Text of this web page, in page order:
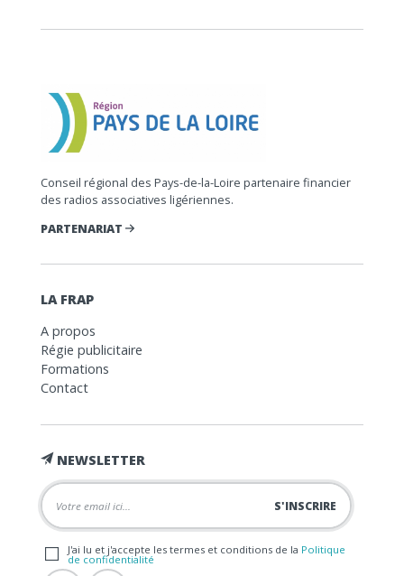
Conseil régional des Pays-de-la-Loire partenaire financier
des radios associatives ligériennes.
PARTENARIAT
LA FRAP
A propos
Régie publicitaire
Formations
Contact
NEWSLETTER
J'ai lu et j'accepte les termes et conditions de la Politique
de confidentialité